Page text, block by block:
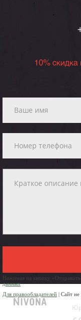
10% скидка
Нажимая на кнопку
данных
Для правообладателей | Сайт не